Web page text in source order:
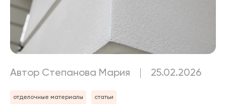
Автор Степанова Мария 25.02.2026
отделочные материалы статьи